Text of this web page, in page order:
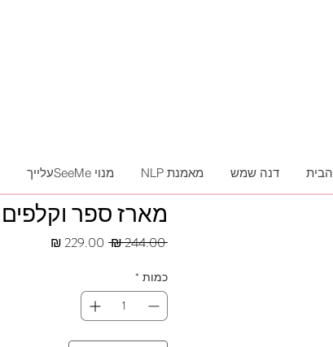
דנה שמש מאמנת NLP מנוי SeeMeעלייך
מארז ספר וקלפים
‏244.00 ‏₪
מחיר
כמות *